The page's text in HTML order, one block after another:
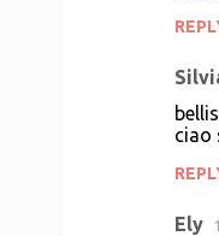
ciao
Ely